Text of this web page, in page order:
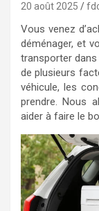
20 août 2025
Vous venez
déménager, et
transporter
de plusieurs
véhicule, les
prendre. Nous
aider à faire le